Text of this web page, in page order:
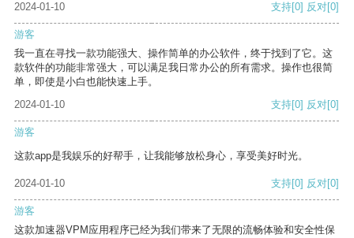
2024-01-10 支持[0] 反对[0]
游客
我一直在寻找一款功能强大、操作简单的办公软件，终于找到了它。这
款软件的功能非常强大，可以满足我日常办公的所有需求。操作也很简
单，即使是小白也能快速上手。
2024-01-10
支持[0] 反对[0]
游客
这款app是我娱乐的好帮手，让我能够放松身心，享受美好时光。
2024-01-10 支持[0] 反对[0]
游客
这款加速器VPM应用程序已经为我们带来了无限的流畅体验和安全性保